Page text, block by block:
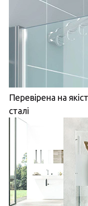
Перевірена на
сталі